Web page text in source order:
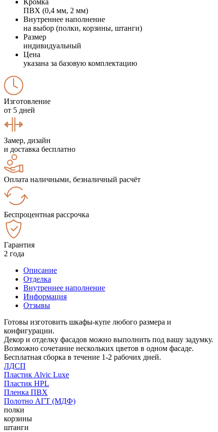
ПВХ (0,4 мм, 2 мм)
Внутреннее наполнение
на выбор (полки, корзины, штанги)
Размер
индивидуальный
Цена
указана за базовую комплектацию
Изготовление
от 5 дней
Замер, дизайн
и доставка бесплатно
Оплата наличными, безналичный расчёт
Беспроцентная рассрочка
Гарантия
2 года
Описание
Отделка
Внутреннее наполнение
Информация
Отзывы
Готовы изготовить шкафы-купе любого размера и
конфигурации.
Декор и отделку фасадов можно выполнить под вашу задумку.
Возможно сочетание нескольких цветов в одном фасаде.
Бесплатная сборка в течение 1-2 рабочих дней.
ЛДСП
Пластик Alvic Luxe
Пластик HPL
Пленка ПВХ
Полотно АГТ (МДФ)
полки
корзины
штанги